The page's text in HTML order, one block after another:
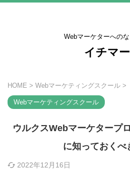
Webマーケターへの
イチマ
HOME > Webマーケティングスクール >
Webマーケティングスクール
ウルクスWebマーケタープ
に知っておくべ
2022年12月16日